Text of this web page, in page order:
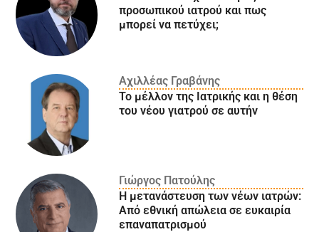
προσωπικού ιατρού και πως
μπορεί να πετύχει;
Αχιλλέας Γραβάνης
Το μέλλον της Ιατρικής και η θέση
του νέου γιατρού σε αυτήν
Γιώργος Πατούλης
Η μετανάστευση των νέων ιατρών:
Aπό εθνική απώλεια σε ευκαιρία
επαναπατρισμού